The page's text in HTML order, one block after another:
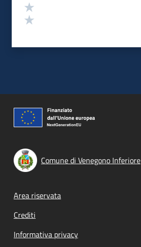
Comune di Venegono Inferiore
Footer menu
Area riservata
Crediti
Informativa privacy